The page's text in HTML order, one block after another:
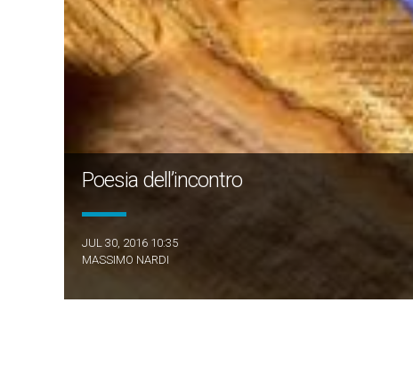
Poesia dell’incontro
JUL 30, 2016 10:35
MASSIMO NARDI